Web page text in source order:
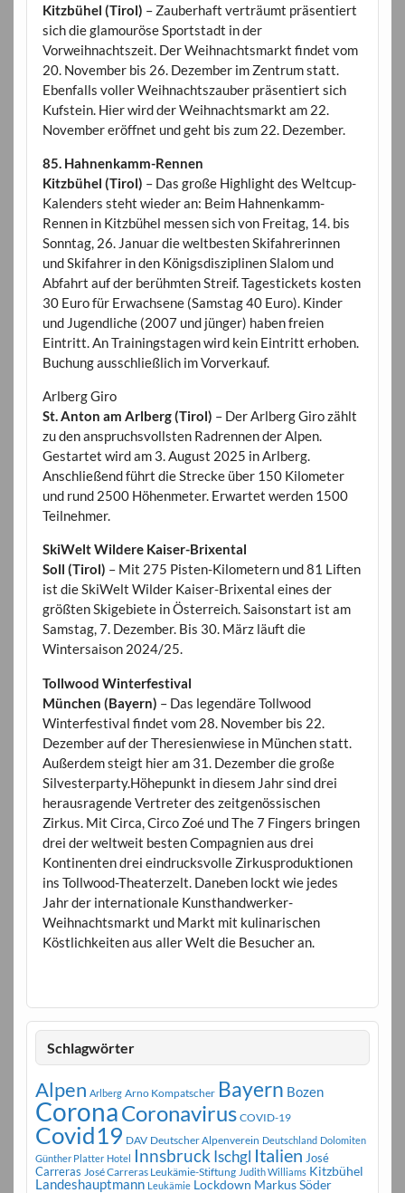
Kitzbühel (Tirol) – Zauberhaft verträumt präsentiert
sich die glamouröse Sportstadt in der
Vorweihnachtszeit. Der Weihnachtsmarkt findet vom
20. November bis 26. Dezember im Zentrum statt.
Ebenfalls voller Weihnachtszauber präsentiert sich
Kufstein. Hier wird der Weihnachtsmarkt am 22.
November eröffnet und geht bis zum 22. Dezember.
85. Hahnenkamm-Rennen
Kitzbühel (Tirol) – Das große Highlight des Weltcup-
Kalenders steht wieder an: Beim Hahnenkamm-
Rennen in Kitzbühel messen sich von Freitag, 14. bis
Sonntag, 26. Januar die weltbesten Skifahrerinnen
und Skifahrer in den Königsdisziplinen Slalom und
Abfahrt auf der berühmten Streif. Tagestickets kosten
30 Euro für Erwachsene (Samstag 40 Euro). Kinder
und Jugendliche (2007 und jünger) haben freien
Eintritt. An Trainingstagen wird kein Eintritt erhoben.
Buchung ausschließlich im Vorverkauf.
Arlberg Giro
St. Anton am Arlberg (Tirol) – Der Arlberg Giro zählt
zu den anspruchsvollsten Radrennen der Alpen.
Gestartet wird am 3. August 2025 in Arlberg.
Anschließend führt die Strecke über 150 Kilometer
und rund 2500 Höhenmeter. Erwartet werden 1500
Teilnehmer.
SkiWelt Wildere Kaiser-Brixental
Soll (Tirol) – Mit 275 Pisten-Kilometern und 81 Liften
ist die SkiWelt Wilder Kaiser-Brixental eines der
größten Skigebiete in Österreich. Saisonstart ist am
Samstag, 7. Dezember. Bis 30. März läuft die
Wintersaison 2024/25.
Tollwood Winterfestival
München (Bayern) – Das legendäre Tollwood
Winterfestival findet vom 28. November bis 22.
Dezember auf der Theresienwiese in München statt.
Außerdem steigt hier am 31. Dezember die große
Silvesterparty.Höhepunkt in diesem Jahr sind drei
herausragende Vertreter des zeitgenössischen
Zirkus. Mit Circa, Circo Zoé und The 7 Fingers bringen
drei der weltweit besten Compagnien aus drei
Kontinenten drei eindrucksvolle Zirkusproduktionen
ins Tollwood-Theaterzelt. Daneben lockt wie jedes
Jahr der internationale Kunsthandwerker-
Weihnachtsmarkt und Markt mit kulinarischen
Köstlichkeiten aus aller Welt die Besucher an.
Schlagwörter
Alpen Arlberg Arno Kompatscher Bayern Bozen
CoronaCoronavirus COVID-19
Covid19 DAV Deutscher Alpenverein Deutschland Dolomiten
Günther Platter Hotel Innsbruck Ischgl Italien José
Carreras José Carreras Leukämie-Stiftung Judith Williams Kitzbühel
Landeshauptmann Leukämie Lockdown Markus Söder